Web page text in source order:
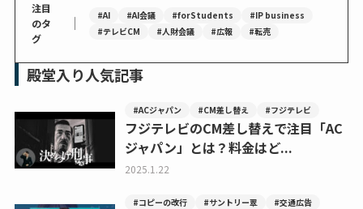
注目
のタ
グ
｜ #AI #AI会議 #forStudents
#IP business
#テレビCM
#人財会議 #広報 #転売
殿堂入り人気記事
#ACジャパン #CM差し替え #フジテレビ
フジテレビのCM差し替えで注目「AC
ジャパン」とは？料金はど...
2025.1.22
#コピーの改行 #サントリー翠 #交通広告